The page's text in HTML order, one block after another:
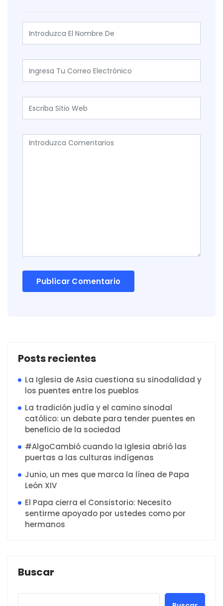
Posts recientes
La Iglesia de Asia cuestiona su sinodalidad y
los puentes entre los pueblos
La tradición judía y el camino sinodal
católico: un debate para tender puentes en
beneficio de la sociedad
#AlgoCambió cuando la Iglesia abrió las
puertas a las culturas indígenas
Junio, un mes que marca la línea de Papa
León XIV
El Papa cierra el Consistorio: Necesito
sentirme apoyado por ustedes como por
hermanos
Buscar